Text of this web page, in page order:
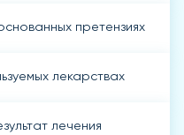
претензиях
лекарствах
лечения